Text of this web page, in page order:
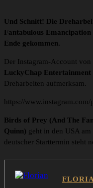
Und Schnitt! Die
Fantabulous
Ende gekommen.
Der Instagram-Account von
LuckyChap Entertainment
Dreharbeiten aufmerksam.
https://
Birds of Prey (And The
Quinn) geht in den USA
deutscher Starttermin steht